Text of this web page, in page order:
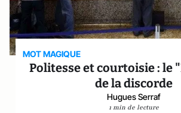
MOT MAGIQUE
Politesse et courtoisie : le
de la discorde
Hugues Serraf
1 min de lecture